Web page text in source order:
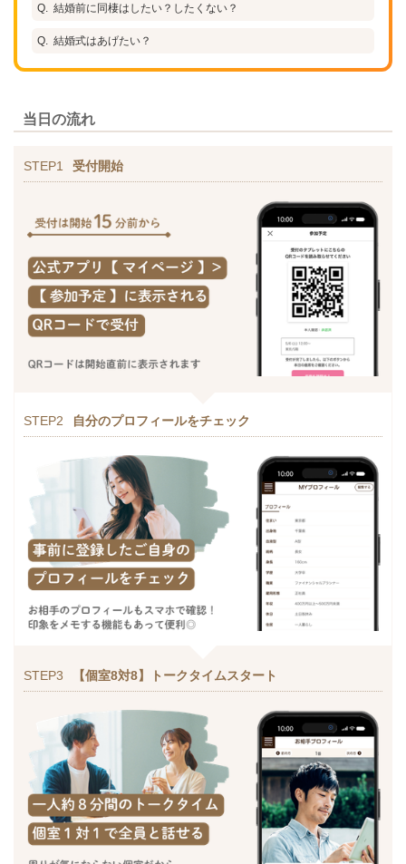
結婚前に同棲はしたい？したくない？
結婚式はあげたい？
当日の流れ
STEP1 受付開始
STEP2 自分のプロフィールをチェック
STEP3 【個室8対8】トークタイムスタート